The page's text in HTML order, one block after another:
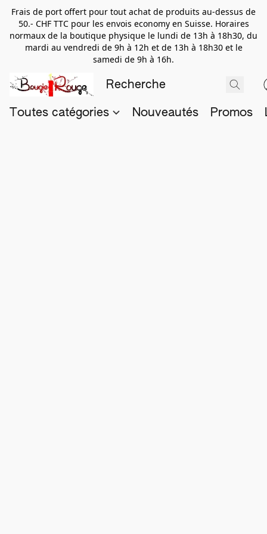
Frais de port offert pour tout achat de produits au-dessus de
50.- CHF TTC pour les envois economy en Suisse. Horaires
normaux de la boutique physique le lundi de 13h à 18h30, du
mardi au vendredi de 9h à 12h et de 13h à 18h30 et le
samedi de 9h à 16h.
Toutes catégories Nouveautés Promos